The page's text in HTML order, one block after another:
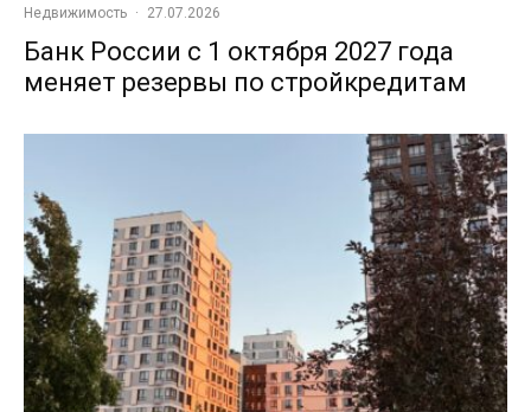
Недвижимость · 27.07.2026
Банк России с 1 октября 2027 года
меняет резервы по стройкредитам